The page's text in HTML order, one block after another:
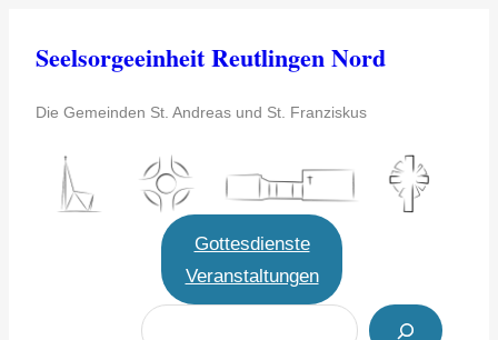
InhaltSeelsorgeeinheit Reutlingen Nord
Die Gemeinden St. Andreas und St. Franziskus
Gottesdienste
Veranstaltungen
S